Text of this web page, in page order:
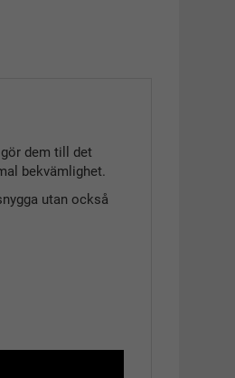
dem till det
bekvämlighet.
utan också